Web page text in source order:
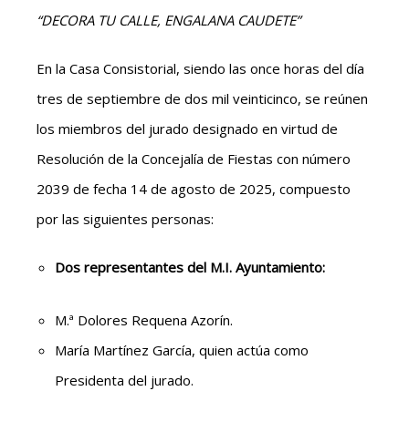
“DECORA TU CALLE, ENGALANA CAUDETE”
En la Casa Consistorial, siendo las once horas del día
tres de septiembre de dos mil veinticinco, se reúnen
los miembros del jurado designado en virtud de
Resolución de la Concejalía de Fiestas con número
2039 de fecha 14 de agosto de 2025, compuesto
por las siguientes personas:
Dos representantes del M.I. Ayuntamiento:
M.ª Dolores Requena Azorín.
María Martínez García, quien actúa como
Presidenta del jurado.